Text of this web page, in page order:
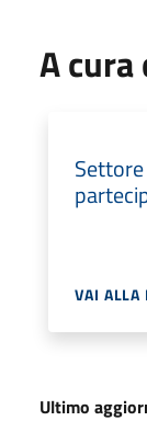
A cura
VAI ALLA
Ultimo